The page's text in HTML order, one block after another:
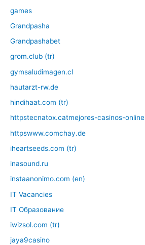
games
Grandpasha
Grandpashabet
grom.club (tr)
gymsaludimagen.cl
hautarzt-rw.de
hindihaat.com (tr)
httpstecnatox.catmejores-casinos-online
httpswww.comchay.de
iheartseeds.com (tr)
inasound.ru
instaanonimo.com (en)
IT Vacancies
IT Образование
iwizsol.com (tr)
jaya9casino